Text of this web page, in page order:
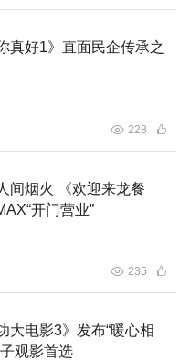
真好1》直面民企传承之
228
间烟火 《欢迎来龙餐
开门营业”
235
大电影3》发布“暖心相
观影首选